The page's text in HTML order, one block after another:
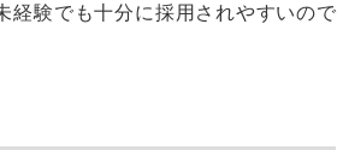
経験でも十分に採用されやすいので